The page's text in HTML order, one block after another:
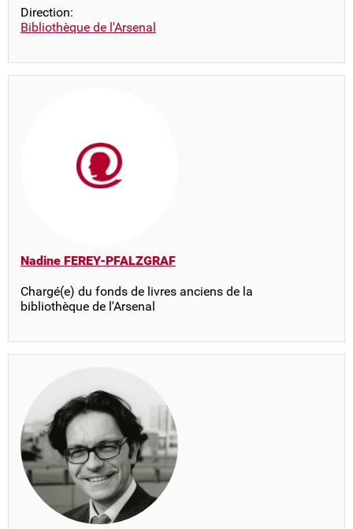
Direction:
Bibliothèque de l'Arsenal
Nadine FEREY-PFALZGRAF
Chargé(e) du fonds de livres anciens de la
bibliothèque de l'Arsenal